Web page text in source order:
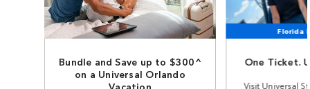
Bundle and Save up to $300^
on a Universal Orlando
Florida
One Ticket.
Visit Universal